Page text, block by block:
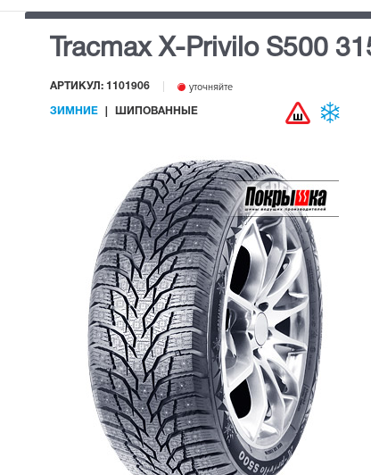
Tracmax X-Privilo S500
АРТИКУЛ: 1101906 уточняйте
ЗИМНИЕ ШИПОВАННЫЕ